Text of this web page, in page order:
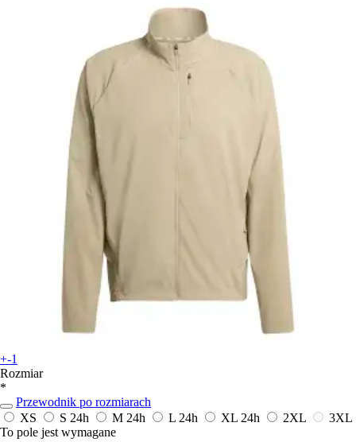
+-1
Rozmiar
*
Przewodnik po rozmiarach
XS
S 24h M 24h L 24h XL 24h 2XL
3XL
To pole jest wymagane